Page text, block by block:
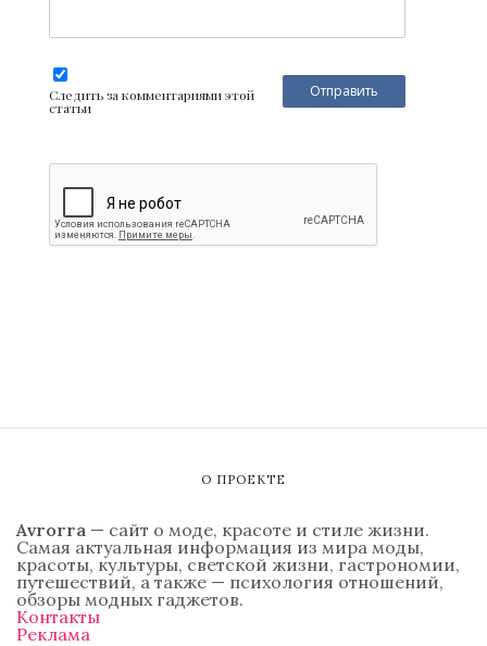
Следить за комментариями этой
статьи
О ПРОЕКТЕ
Avrorra — сайт о моде, красоте и стиле жизни.
Самая актуальная информация из мира моды,
красоты, культуры, светской жизни, гастрономии,
путешествий, а также — психология отношений,
обзоры модных гаджетов.
Контакты
Реклама